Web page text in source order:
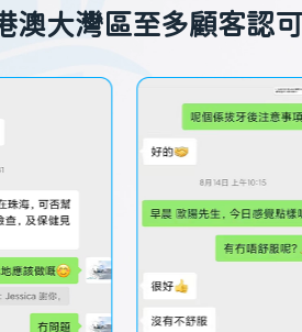
澳大灣區至多顧客認